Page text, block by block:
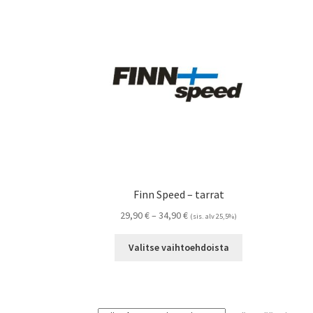
Finn Speed – tarrat
29,90€– 34,90€Hintaluokka:
-
(sis. alv 25,5%)
Valitse vaihtoehdoista